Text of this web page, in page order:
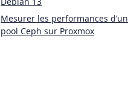
Mesurer les performances d’un
pool Ceph sur Proxmox